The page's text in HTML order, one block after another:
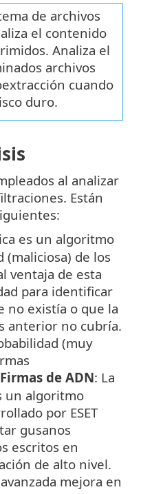
de archivos
el contenido
Analiza el
archivos
cuando
duro.
al analizar
Están
es un algoritmo
(maliciosa) de los
ventaja de esta
para identificar
no existía o que la
anterior no cubría.
(muy
de ADN: La
un algoritmo
por ESET
gusanos
escritos en
de alto nivel.
mejora en